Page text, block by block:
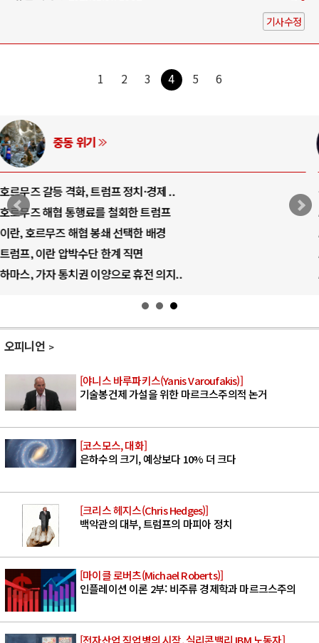
기사수정
1 2 3 4 5 6
AI와 인간
중국 AI, 저가 공세로 글로벌 토큰 시..
AI 국부펀드 구상 놓고 미국 진보진영 ..
AI 데이터센터 반대 투쟁은 새로운 글로..
AI의 숨은 환경 비용: 데이터센터 확산..
AI는 어떻게 미국 민주주의를 잠식하고 ..
오피니언
[야니스 바루파키스(Yanis Varoufakis)]
기술봉건제 가설을 위한 마르크스주의적 논거
[코스모스, 대화]
은하수의 크기, 예상보다 10% 더 크다
[크리스 헤지스(Chris Hedges)]
백악관의 대부, 트럼프의 마피아 정치
[마이클 로버츠(Michael Roberts)]
인플레이션 이론 2부: 비주류 경제학과 마르크스주의
[전자산업 직업병의 시작, 실리콘밸리 IBM 노동자]